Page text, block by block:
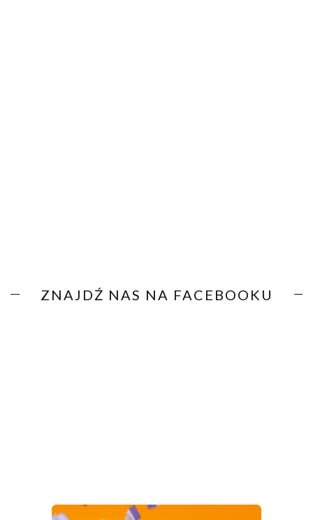
ZNAJDŹ NAS NA FACEBOOKU